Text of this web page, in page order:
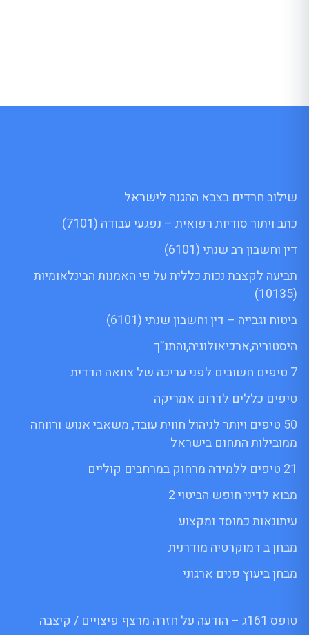
שילוב חרדים בצבא ההגנה לישראל
כתב ויתור סודיות רפואית – נפגעי עבודה (7101)
דין וחשבון רב שנתי (6101)
תביעה לקצבת נכות כללית על פי האמנות הבינלאומיות
(10135)
ביטוח וגבייה – דין וחשבון שנתי (6101)
היסטוריה,ארכיאולוגיה,והתנ”ך
7 טיפים חשובים לפני עריכה של צוואה הדדית
טיפים כללים לדרום אמריקה
50 טיפים ויותר לניהול חווית עובד, משאבי אנוש ורווחה
ממובילות התחום בישראל
21 טיפים ללמידה מרחוק במרחבים קוליים
מבוא לדיני חופש הביטוי 2
עיתונאות כמוסד ומקצוע
מבחן ב דמוקרטיה מודרנית
מבחן ביעוץ פנים ארגוני
טופס 161ג – הודעה על חזרה מרצף פיצויים / קיצבה